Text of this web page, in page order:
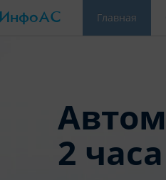
ИнфоАС Главная
2 часа